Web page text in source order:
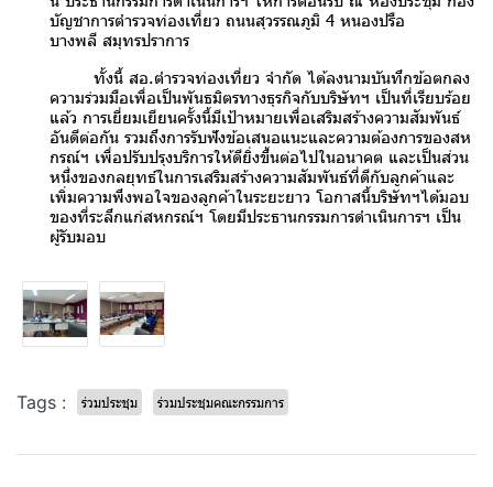
บัญชาการตำรวจท่องเที่ยว ถนนสุวรรณภูมิ 4 หนองปรือ
บางพลี สมุทรปราการ
ทั้งนี้ สอ.ตำรวจท่องเที่ยว จำกัด ได้ลงนามบันทึกข้อตกลง
ความร่วมมือเพื่อเป็นพันธมิตรทางธุรกิจกับบริษัทฯ เป็นที่เรียบร้อย
แล้ว การเยี่ยมเยียนครั้งนี้มีเป้าหมายเพื่อเสริมสร้างความสัมพันธ์
อันดีต่อกัน รวมถึงการรับฟังข้อเสนอแนะและความต้องการของสห
กรณ์ฯ เพื่อปรับปรุงบริการให้ดียิ่งขึ้นต่อไปในอนาคต และเป็นส่วน
หนึ่งของกลยุทธ์ในการเสริมสร้างความสัมพันธ์ที่ดีกับลูกค้าและ
เพิ่มความพึงพอใจของลูกค้าในระยะยาว โอกาสนี้บริษัทฯได้มอบ
ของที่ระลึกแก่สหกรณ์ฯ โดยมีประธานกรรมการดำเนินการฯ เป็น
ผู้รับมอบ
Tags : ร่วมประชุม ร่วมประชุมคณะกรรมการ